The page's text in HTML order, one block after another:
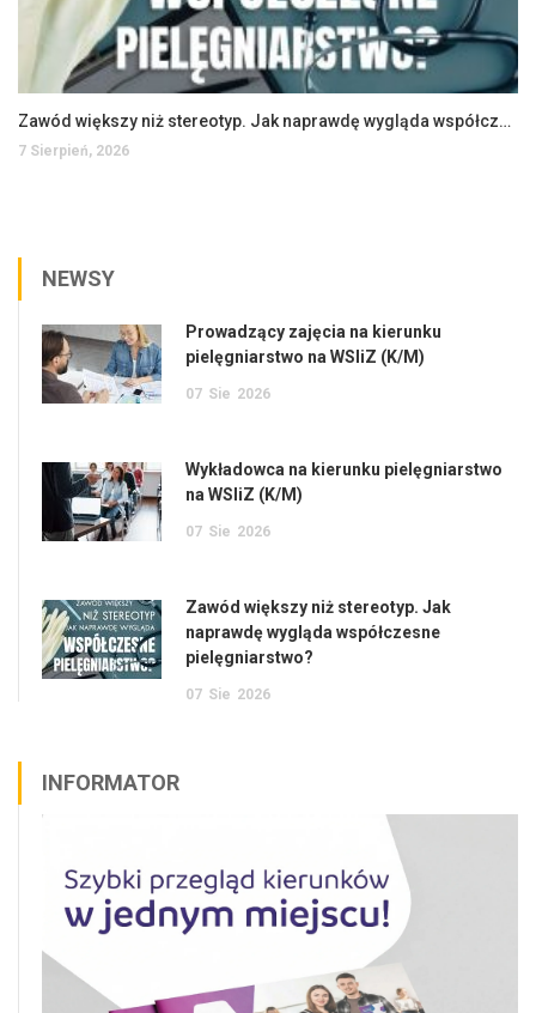
Zawód większy niż stereotyp. Jak naprawdę wygląda współczesne pielęgniarstwo?
7 Sierpień, 2026
NEWSY
Prowadzący zajęcia na kierunku
pielęgniarstwo na WSIiZ (K/M)
07 Sie 2026
Wykładowca na kierunku pielęgniarstwo
na WSIiZ (K/M)
07 Sie 2026
Zawód większy niż stereotyp. Jak
naprawdę wygląda współczesne
pielęgniarstwo?
07 Sie 2026
INFORMATOR